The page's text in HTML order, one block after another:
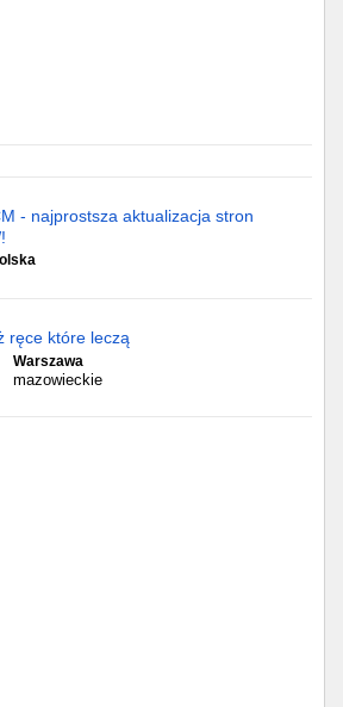
- najprostsza aktualizacja stron
ręce które leczą
Warszawa
mazowieckie